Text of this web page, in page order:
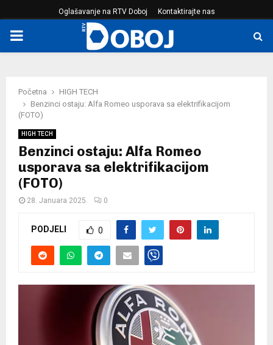
Oglašavanje na RTV Doboj Kontaktirajte nas
PRIMARY
Početna
HIGH TECH
Benzinci ostaju: Alfa Romeo usporava sa elektrifikacijom
(FOTO)
HIGH TECH
Benzinci ostaju: Alfa Romeo
usporava sa elektrifikacijom
(FOTO)
28. Januara 2025. 0
PODJELI 0